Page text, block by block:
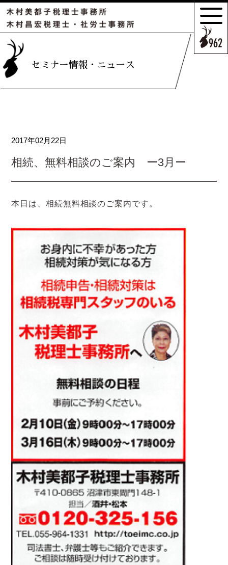
セミナー情報・ニュース
2017年02月22日
相続、無料相談のご案内 ー3月ー
本日は、相続無料相談のご案内です。
相続の
アクセスマップ
お電話・